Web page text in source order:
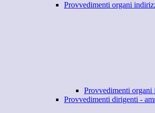
Provvedimenti organi
Provvedimenti
Provvedimenti dirigenti -